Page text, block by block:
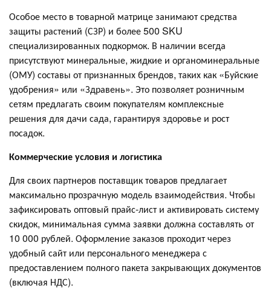
Особое место в товарной матрице занимают средства
защиты растений (СЗР) и более 500 SKU
специализированных подкормок. В наличии всегда
присутствуют минеральные, жидкие и органоминеральные
(ОМУ) составы от признанных брендов, таких как «Буйские
удобрения» или «Здравень». Это позволяет розничным
сетям предлагать своим покупателям комплексные
решения для дачи сада, гарантируя здоровье и рост
посадок.
Коммерческие условия и логистика
Для своих партнеров поставщик товаров предлагает
максимально прозрачную модель взаимодействия. Чтобы
зафиксировать оптовый прайс-лист и активировать систему
скидок, минимальная сумма заявки должна составлять от
10 000 рублей. Оформление заказов проходит через
удобный сайт или персонального менеджера с
предоставлением полного пакета закрывающих документов
(включая НДС).